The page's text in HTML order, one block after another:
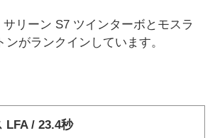
リーン S7 ツインターボとモスラ
ンがランクインしています。
/ 23.4秒